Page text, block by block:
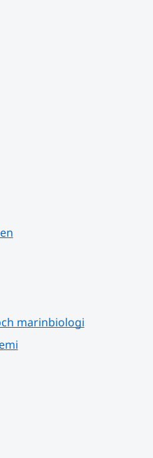
marinbiologi